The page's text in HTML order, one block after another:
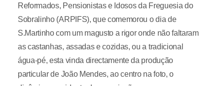
Reformados, Pensionistas e Idosos da Freguesia do
Sobralinho (ARPIFS), que comemorou o dia de
S.Martinho com um magusto a rigor onde não faltaram
as castanhas, assadas e cozidas, ou a tradicional
água-pé, esta vinda directamente da produção
particular de João Mendes, ao centro na foto, o